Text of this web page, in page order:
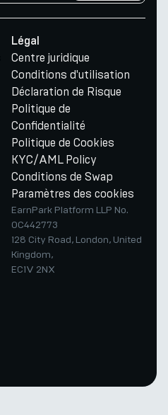
Légal
Centre juridique
Conditions d'utilisation
Déclaration de Risque
Politique de
Confidentialité
Politique de Cookies
KYC/AML Policy
Conditions de Swap
Paramètres des cookies
EarnPark Platform LLP No.
OC442773
128 City Road, London, United
Kingdom,
EC1V 2NX